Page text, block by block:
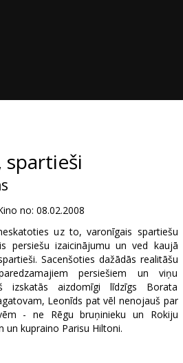
spartieši
no: 08.02.2008
uz to, varonīgais spartiešu
persiešu izaicinājumu un ved kaujā
Sacenšoties dažādās realitāšu
persiešiem un viņu
izskatās aizdomīgi līdzīgs Borata
Leonīds pat vēl nenojauš par
- ne Rēgu bruņinieku un Rokiju
un kupraino Parisu Hiltoni.
Electra, Nicole Parker, Emily Wilson